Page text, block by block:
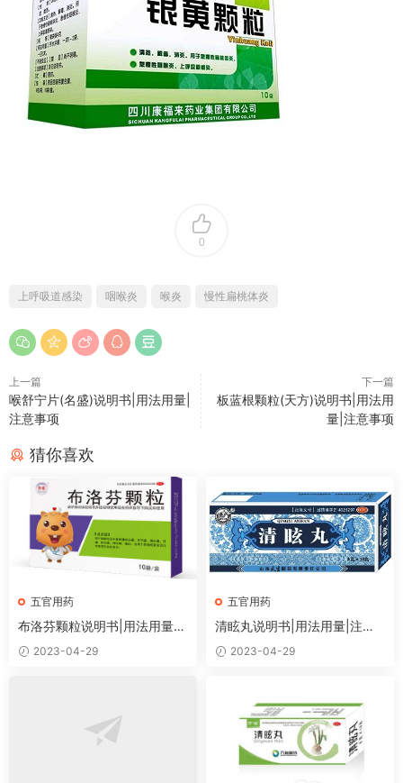
0
上呼吸道感染 咽喉炎 喉炎 慢性扁桃体炎
上一篇
喉舒宁片(名盛)说明书|用法用量|
注意事项
下一篇
板蓝根颗粒(天方)说明书|用法用
量|注意事项
猜你喜欢
五官用药
布洛芬颗粒说明书|用法用量|
注意事项
2023-04-29
五官用药
清眩丸说明书|用法用量|注意
事项2023-04-29